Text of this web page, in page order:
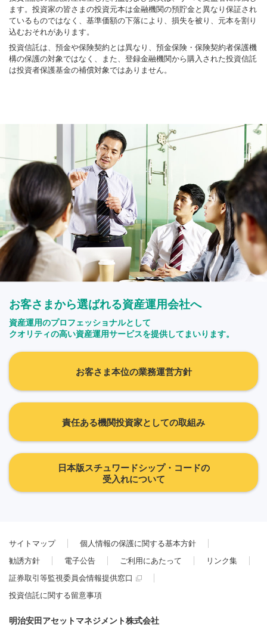
ます。投資家の皆さまの投資元本は金融機関の預貯金と異なり保証され
ているものではなく、基準価額の下落により、損失を被り、元本を割り
込むおそれがあります。
投資信託は、預金や保険契約とは異なり、預金保険・保険契約者保護機
構の保護の対象ではなく、また、登録金融機関から購入された投資信託
は投資者保護基金の補償対象ではありません。
お客さまから選ばれる資産運用会社へ
資産運用のプロフェッショナルとして
クオリティの高い資産運用サービスを提供してまいります。
お客さま本位の業務運営方針
責任ある機関投資家としての取組み
日本版スチュワードシップ・コードの
受入れについて
サイトマップ
個人情報の保護に関する基本方針
勧誘方針
電子公告 ご利用にあたって
リンク集
証券取引等監視委員会情報提供窓口
投資信託に関する留意事項
明治安田アセットマネジメント株式会社